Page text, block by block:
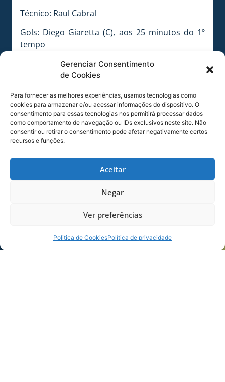
Gerenciar Consentimento
de Cookies
Para fornecer as melhores experiências, usamos tecnologias como
cookies para armazenar e/ou acessar informações do dispositivo. O
consentimento para essas tecnologias nos permitirá processar dados
como comportamento de navegação ou IDs exclusivos neste site. Não
consentir ou retirar o consentimento pode afetar negativamente certos
recursos e funções.
Aceitar
Negar
Ver preferências
Politica de CookiesPolítica de privacidade
Técnico: Raul Cabral
Gols: Diego Giaretta (C), aos 25 minutos do 1º
tempo
Barreto e Élvis (C); Gabriel (A)
Arbitragem: Héber Roberto Lopes (Fifa),
auxiliado por Nadine Schramm Câmara Bastos
(Fifa) e Rosnei Hoffmann Scherer
Local: Estádio Heriberto Hülse
Público: 3.789
Renda: R$ 54.870,00